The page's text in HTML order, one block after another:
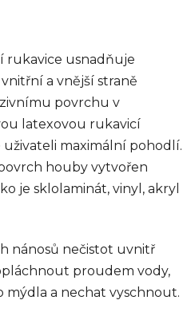
rukavice usnadňuje
a vnější straně
povrchu v
latexovou rukavicí
maximální pohodlí.
houby vytvořen
je sklolaminát, vinyl, akryl
nánosů nečistot uvnitř
proudem vody,
a nechat vyschnout.